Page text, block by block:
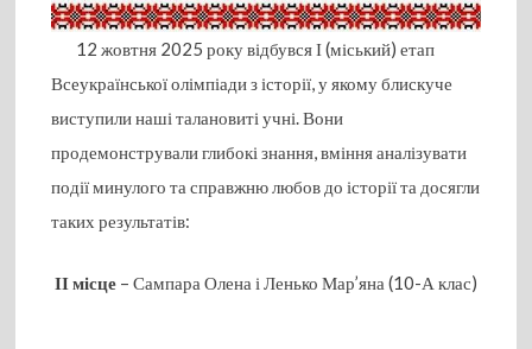
12 жовтня 2025 року відбувся І (міський) етап
Всеукраїнської олімпіади з історії, у якому блискуче
виступили наші талановиті учні. Вони
продемонстрували глибокі знання, вміння аналізувати
події минулого та справжню любов до історії та досягли
таких результатів:
ІІ місце – Сампара Олена і Ленько Мар’яна (10-А клас)